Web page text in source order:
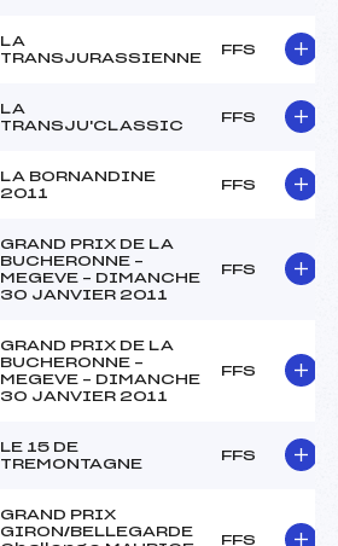
LA
TRANSJURASSIENNE
FFS
LA
TRANSJU'CLASSIC
FFS
LA BORNANDINE
2011
FFS
GRAND PRIX DE LA
BUCHERONNE –
MEGEVE – DIMANCHE
30 JANVIER 2011
FFS
GRAND PRIX DE LA
BUCHERONNE –
MEGEVE – DIMANCHE
30 JANVIER 2011
FFS
LE 15 DE
TREMONTAGNE
FFS
GRAND PRIX
GIRON/BELLEGARDE
FFS